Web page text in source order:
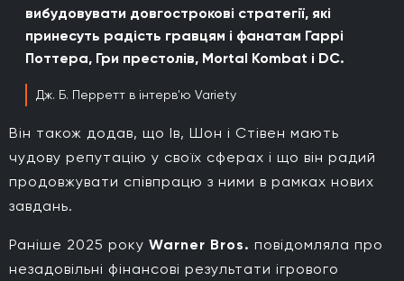
вибудовувати довгострокові стратегії, які
принесуть радість гравцям і фанатам Гаррі
Поттера, Гри престолів, Mortal Kombat і DC.
Дж. Б. Перретт в інтерв'ю Variety
Він також додав, що Ів, Шон і Стівен мають
чудову репутацію у своїх сферах і що він радий
продовжувати співпрацю з ними в рамках нових
завдань.
Раніше 2025 року Warner Bros. повідомляла про
незадовільні фінансові результати ігрового